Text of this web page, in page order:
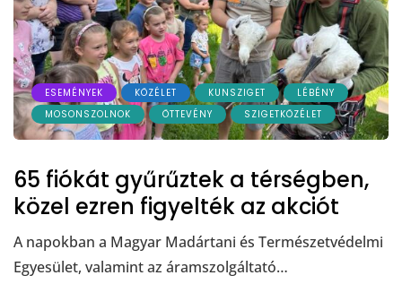
ESEMÉNYEK KÖZÉLET KUNSZIGET
LÉBÉNY
MOSONSZOLNOK
ÖTTEVÉNY SZIGETKÖZÉLET
65 fiókát gyűrűztek a térségben,
közel ezren figyelték az akciót
A napokban a Magyar Madártani és Természetvédelmi
Egyesület, valamint az áramszolgáltató…